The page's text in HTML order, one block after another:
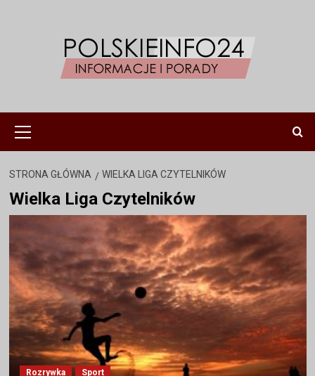
główne
STRONA GŁÓWNA WIELKA LIGA CZYTELNIKÓW
Wielka Liga Czytelników
Rozrywka Sport